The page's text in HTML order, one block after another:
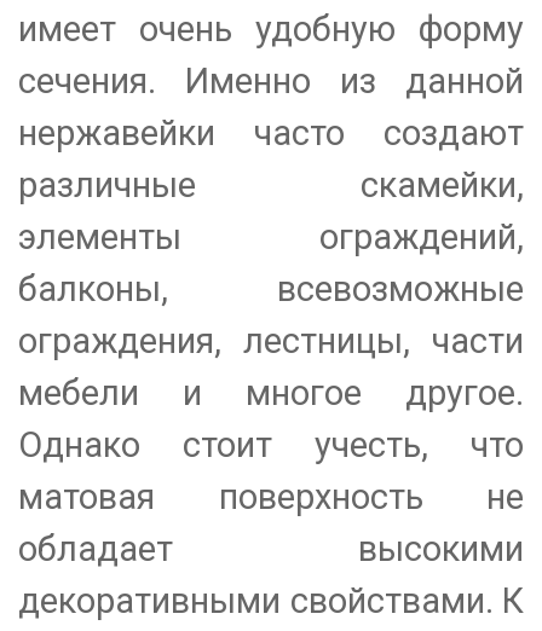
имеет очень удобную форму
сечения. Именно из данной
нержавейки часто создают
различные скамейки,
элементы ограждений,
балконы, всевозможные
ограждения, лестницы, части
мебели и многое другое.
Однако стоит учесть, что
матовая поверхность не
обладает высокими
декоративными свойствами. К